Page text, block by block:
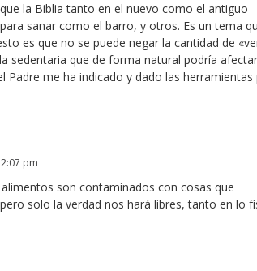
la Biblia tanto en el nuevo como el antiguo
sanar como el barro, y otros. Es un tema
es que no se puede negar la cantidad de
sedentaria que de forma natural podría
me ha indicado y dado las herramientas
pm
son contaminados con cosas que
solo la verdad nos hará libres, tanto en lo